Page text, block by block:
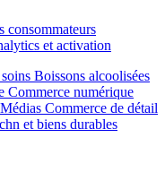
consommateurs
et activation
Boissons alcoolisées
Commerce numérique
Médias Commerce de détail
et biens durables